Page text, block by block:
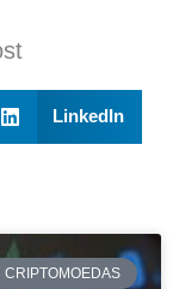
LinkedIn
CRIPTOMOEDAS